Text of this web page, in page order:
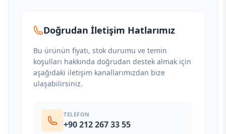
Doğrudan İletişim Hatlarımız
Bu ürünün fiyatı, stok durumu ve temin
koşulları hakkında doğrudan destek almak için
aşağıdaki iletişim kanallarımızdan bize
ulaşabilirsiniz.
TELEFON
+90 212 267 33 55